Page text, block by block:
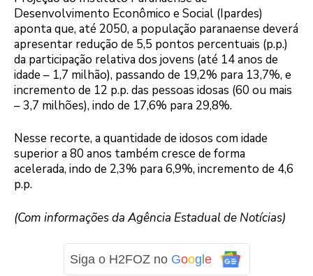
Desenvolvimento Econômico e Social (Ipardes)
aponta que, até 2050, a população paranaense deverá
apresentar redução de 5,5 pontos percentuais (p.p.)
da participação relativa dos jovens (até 14 anos de
idade – 1,7 milhão), passando de 19,2% para 13,7%, e
incremento de 12 p.p. das pessoas idosas (60 ou mais
– 3,7 milhões), indo de 17,6% para 29,8%.
Nesse recorte, a quantidade de idosos com idade
superior a 80 anos também cresce de forma
acelerada, indo de 2,3% para 6,9%, incremento de 4,6
p.p.
(Com informações da Agência Estadual de Notícias)
Siga o H2FOZ no Goog e